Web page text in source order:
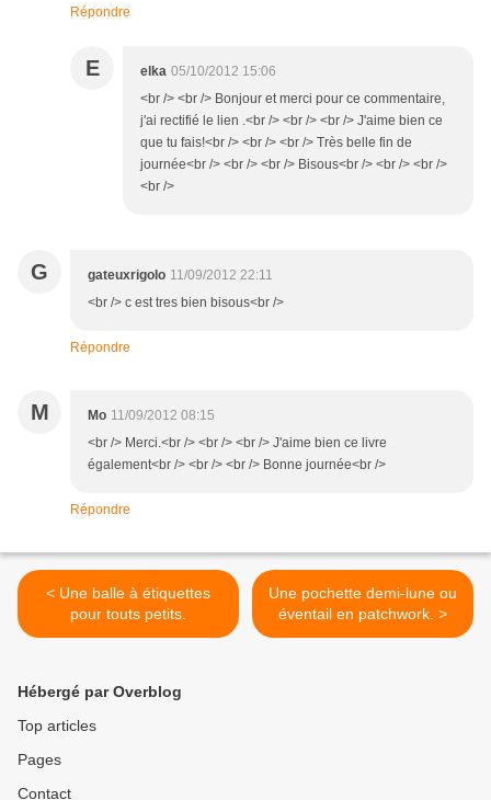
Répondre
E elka 05/10/2012 15:06
<br /> <br /> Bonjour et merci pour ce commentaire,
j'ai rectifié le lien .<br /> <br /> <br /> J'aime bien ce
que tu fais!<br /> <br /> <br /> Très belle fin de
journée<br /> <br /> <br /> Bisous<br /> <br /> <br />
<br />
G gateuxrigolo 11/09/2012 22:11
<br /> c est tres bien bisous<br />
Répondre
M Mo 11/09/2012 08:15
<br /> Merci.<br /> <br /> <br /> J'aime bien ce livre
également<br /> <br /> <br /> Bonne journée<br />
Répondre
< Une balle à étiquettes
pour touts petits.
Une pochette demi-lune ou
éventail en patchwork. >
Hébergé par Overblog
Top articles
Pages
Contact